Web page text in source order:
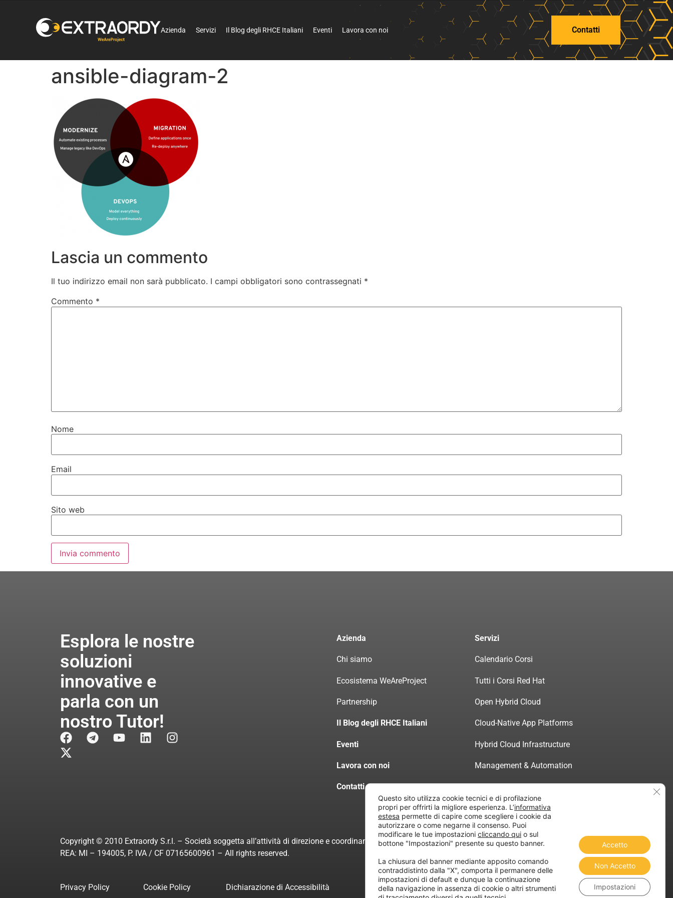
Azienda Servizi Il Blog degli RHCE Italiani Eventi Lavora con noi Contatti
ansible-diagram-2
Lascia un commento
Il tuo indirizzo email non sarà pubblicato. I campi obbligatori sono contrassegnati *
Commento *
Nome
Email
Sito web
Esplora le nostre
soluzioni
innovative e
parla con un
nostro Tutor!
Azienda
Chi siamo
Ecosistema WeAreProject
Partnership
Il Blog degli RHCE Italiani
Eventi
Lavora con noi
Contatti
Servizi
Calendario Corsi
Tutti i Corsi Red Hat
Open Hybrid Cloud
Cloud-Native App Platforms
Hybrid Cloud Infrastructure
Management & Automation
Servizi di Consulenza Certificata
Copyright © 2010 Extraordy S.r.l. – Società soggetta all’attività di direzione e coordinamento di “Project Informatica”
REA: MI – 194005, P. IVA / CF 07165600961 – All rights reserved.
Privacy Policy Cookie Policy Dichiarazione di Accessibilità
Questo sito utilizza cookie tecnici e di profilazione
propri per offrirti la migliore esperienza. L’informativa
estesa permette di capire come scegliere i cookie da
autorizzare o come negarne il consenso. Puoi
modificare le tue impostazioni cliccando qui o sul
bottone "Impostazioni" presente su questo banner.
La chiusura del banner mediante apposito comando
contraddistinto dalla "X", comporta il permanere delle
impostazioni di default e dunque la continuazione
della navigazione in assenza di cookie o altri strumenti
Accetto
Non Accetto
Impostazioni